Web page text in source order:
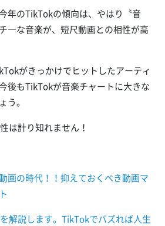
年のTikTokの傾向は、やはり〝音
―な音楽が、短尺動画との相性が高
がきっかけでヒットしたアーティ
後もTikTokが音楽チャートに大きな
う。
は計り知れません！
画の時代！！抑えておくべき動画マ
解説します。TikTokでバズれば人生